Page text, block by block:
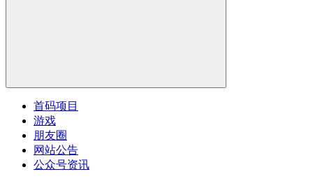
首码项目
游戏
朋友圈
网站公告
公众号资讯